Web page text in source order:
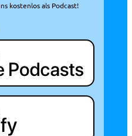
kostenlos als Podcast!